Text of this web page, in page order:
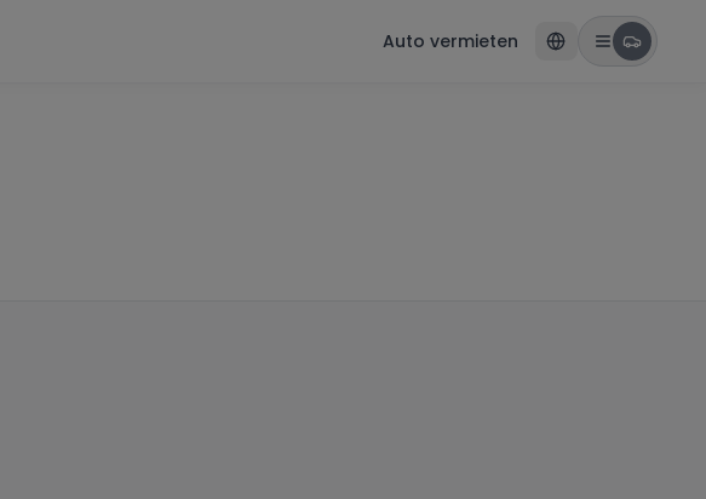
Auto vermieten